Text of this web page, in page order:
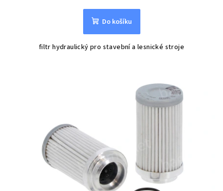
Do košíku
filtr hydraulický pro stavební a lesnické stroje